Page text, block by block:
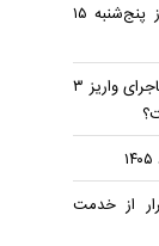
تصاویر| صفحه نخست روزنامه‌ها امروز پنج‌شنبه ۱۵
خبر مهم برای دارندگان سهام عدالت| ماجرای واریز ۳
از خدمت